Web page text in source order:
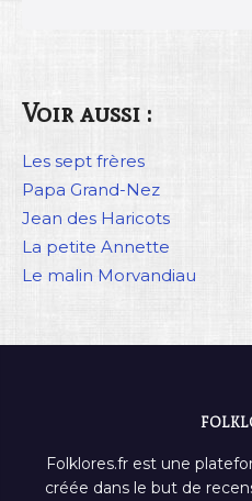
Voir aussi :
Les sept frères
Papa Grand-Nez
Jean des Haricots
La petite Annette
Le malin Morvandiau
Folklores.fr est une
créée dans le but de